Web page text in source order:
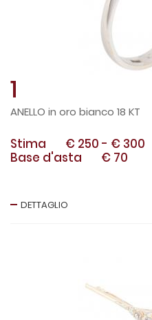
1
ANELLO in oro bianco 18 KT
Stima € 250 - € 300
Base d'asta
€ 70
DETTAGLIO